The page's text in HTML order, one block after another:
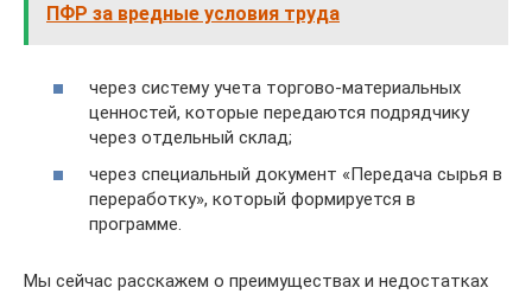
ПФР за вредные условия труда
через систему учета торгово-материальных
ценностей, которые передаются подрядчику
через отдельный склад;
через специальный документ «Передача сырья в
переработку», который формируется в
программе.
Мы сейчас расскажем о преимуществах и недостатках